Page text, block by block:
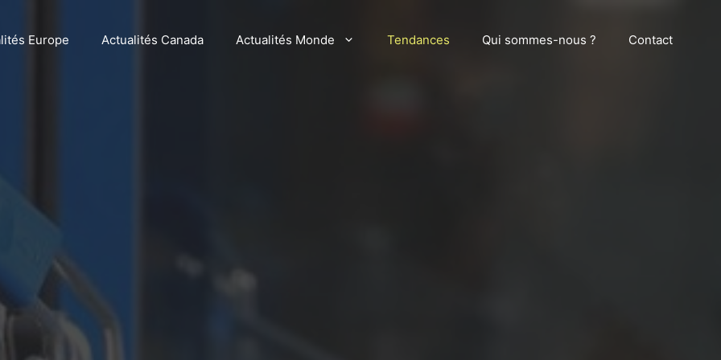
Europe Actualités Canada Actualités Monde Tendances Qui sommes-nous ? Contact